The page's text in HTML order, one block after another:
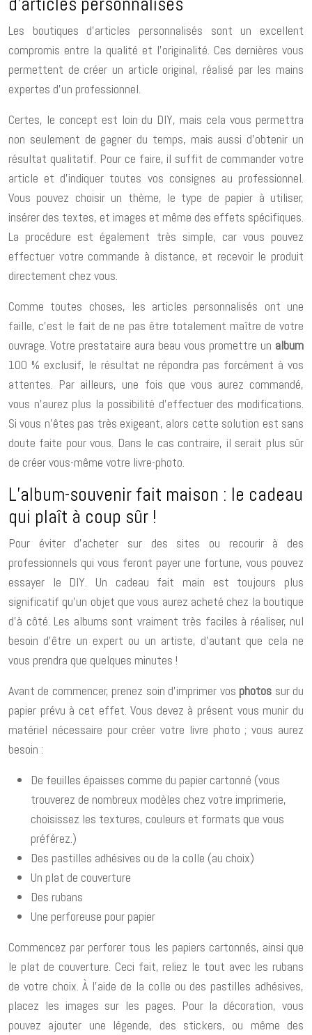
Les boutiques d’articles personnalisés sont un excellent
compromis entre la qualité et l’originalité. Ces dernières vous
permettent de créer un article original, réalisé par les mains
expertes d’un professionnel.
Certes, le concept est loin du DIY, mais cela vous permettra
non seulement de gagner du temps, mais aussi d’obtenir un
résultat qualitatif. Pour ce faire, il suffit de commander votre
article et d’indiquer toutes vos consignes au professionnel.
Vous pouvez choisir un thème, le type de papier à utiliser,
insérer des textes, et images et même des effets spécifiques.
La procédure est également très simple, car vous pouvez
effectuer votre commande à distance, et recevoir le produit
directement chez vous.
Comme toutes choses, les articles personnalisés ont une
faille, c’est le fait de ne pas être totalement maître de votre
ouvrage. Votre prestataire aura beau vous promettre un album
100 % exclusif, le résultat ne répondra pas forcément à vos
attentes. Par ailleurs, une fois que vous aurez commandé,
vous n’aurez plus la possibilité d’effectuer des modifications.
Si vous n’êtes pas très exigeant, alors cette solution est sans
doute faite pour vous. Dans le cas contraire, il serait plus sûr
de créer vous-même votre livre-photo.
L’album-souvenir fait maison : le cadeau
qui plaît à coup sûr !
Pour éviter d’acheter sur des sites ou recourir à des
professionnels qui vous feront payer une fortune, vous pouvez
essayer le DIY. Un cadeau fait main est toujours plus
significatif qu’un objet que vous aurez acheté chez la boutique
d’à côté. Les albums sont vraiment très faciles à réaliser, nul
besoin d’être un expert ou un artiste, d’autant que cela ne
vous prendra que quelques minutes !
Avant de commencer, prenez soin d’imprimer vos photos sur du
papier prévu à cet effet. Vous devez à présent vous munir du
matériel nécessaire pour créer votre livre photo ; vous aurez
besoin :
De feuilles épaisses comme du papier cartonné (vous
trouverez de nombreux modèles chez votre imprimerie,
choisissez les textures, couleurs et formats que vous
préférez.)
Des pastilles adhésives ou de la colle (au choix)
Un plat de couverture
Des rubans
Une perforeuse pour papier
Commencez par perforer tous les papiers cartonnés, ainsi que
le plat de couverture. Ceci fait, reliez le tout avec les rubans
de votre choix. À l’aide de la colle ou des pastilles adhésives,
placez les images sur les pages. Pour la décoration, vous
pouvez ajouter une légende, des stickers, ou même des